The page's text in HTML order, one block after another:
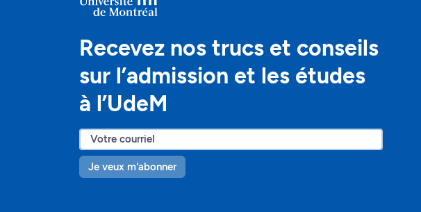
Recevez nos trucs et conseils
sur l’admission et les études
à l’UdeM
Je veux m'abonner